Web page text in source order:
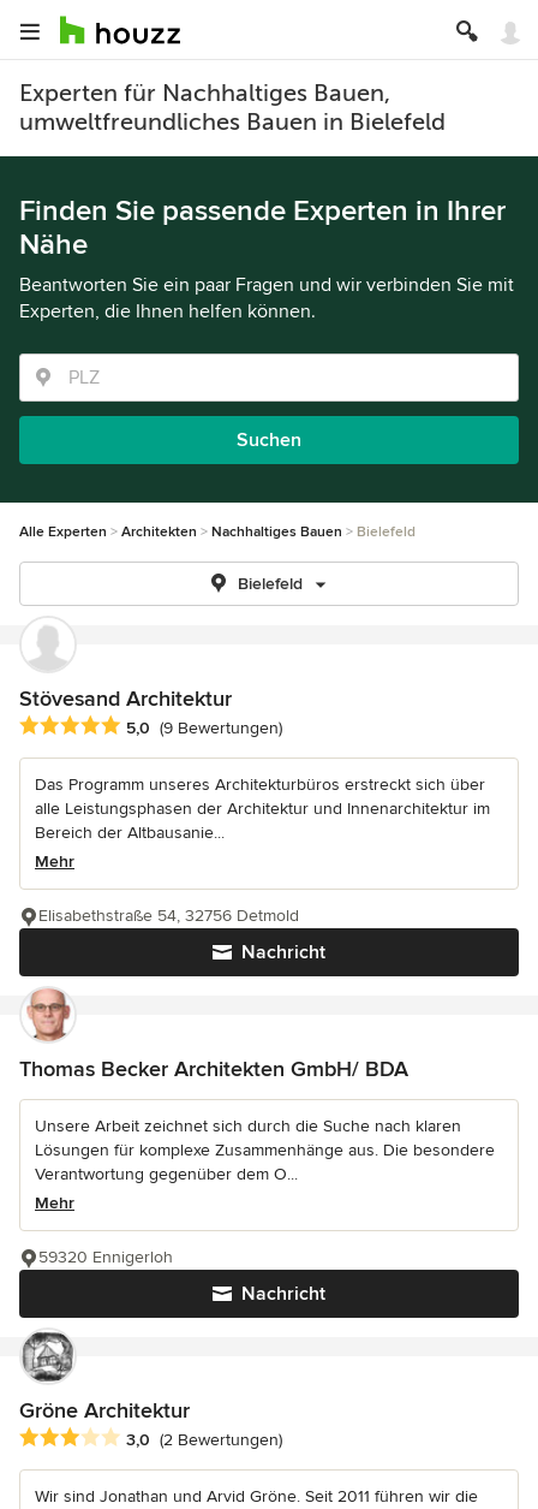
Experten für Nachhaltiges Bauen,
umweltfreundliches Bauen in Bielefeld
Finden Sie passende Experten in Ihrer
Nähe
Beantworten Sie ein paar Fragen und wir verbinden Sie mit
Experten, die Ihnen helfen können.
Suchen
Alle Experten Architekten Nachhaltiges Bauen Bielefeld
Bielefeld
Stövesand Architektur
Durchschnittliche Bewertung: 5 von 5 Sternen
5,0 (9 Bewertungen)
Das Programm unseres Architekturbüros erstreckt sich über
alle Leistungsphasen der Architektur und Innenarchitektur im
Bereich der Altbausanie...
Mehr
Nachricht
Elisabethstraße 54, 32756 Detmold
Thomas Becker Architekten GmbH/ BDA
Unsere Arbeit zeichnet sich durch die Suche nach klaren
Lösungen für komplexe Zusammenhänge aus. Die besondere
Verantwortung gegenüber dem O...
Mehr
Nachricht
59320 Ennigerloh
Gröne Architektur
Durchschnittliche Bewertung: 3 von 5 Sternen
3,0 (2 Bewertungen)
Wir sind Jonathan und Arvid Gröne. Seit 2011 führen wir die